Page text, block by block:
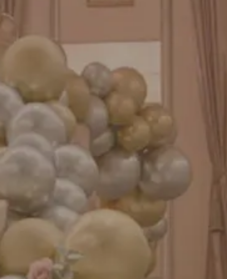
成人式バルーン特集